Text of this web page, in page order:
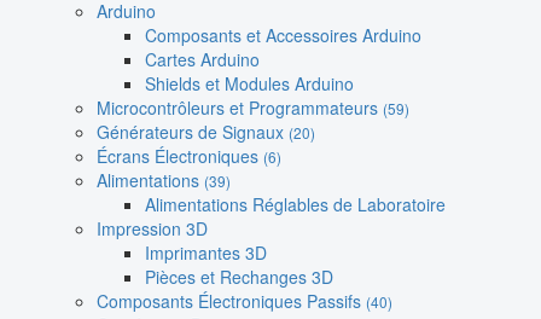
Arduino
Composants et Accessoires Arduino
Cartes Arduino
Shields et Modules Arduino
Microcontrôleurs et Programmateurs (59)
Générateurs de Signaux (20)
Écrans Électroniques (6)
Alimentations (39)
Alimentations Réglables de Laboratoire
Impression 3D
Imprimantes 3D
Pièces et Rechanges 3D
Composants Électroniques Passifs (40)